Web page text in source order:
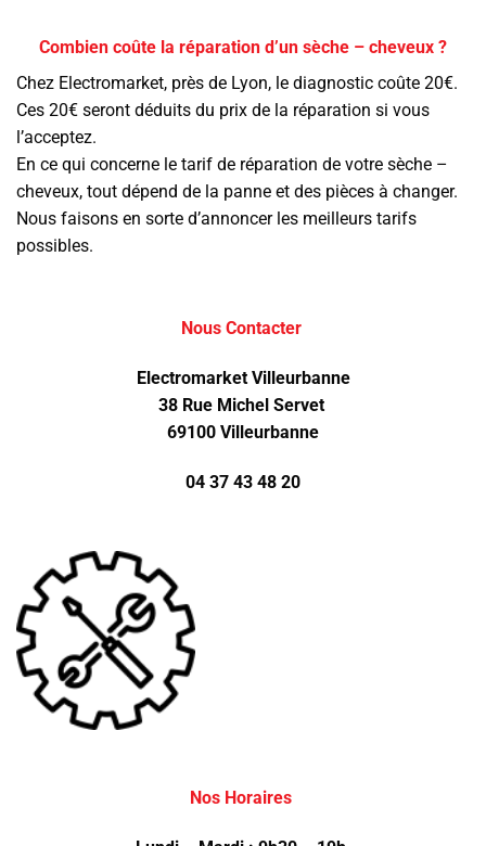
Combien coûte la réparation d’un sèche – cheveux ?
Chez Electromarket, près de Lyon, le diagnostic coûte 20€.
Ces 20€ seront déduits du prix de la réparation si vous
l’acceptez.
En ce qui concerne le tarif de réparation de votre sèche –
cheveux, tout dépend de la panne et des pièces à changer.
Nous faisons en sorte d’annoncer les meilleurs tarifs
possibles.
Nous Contacter
Electromarket Villeurbanne
38 Rue Michel Servet
69100 Villeurbanne
04 37 43 48 20
Nos Horaires